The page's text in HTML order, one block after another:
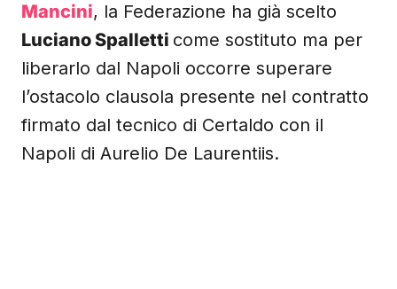
Mancini, la Federazione ha già scelto
Luciano Spalletti come sostituto ma per
liberarlo dal Napoli occorre superare
l’ostacolo clausola presente nel contratto
firmato dal tecnico di Certaldo con il
Napoli di Aurelio De Laurentiis.